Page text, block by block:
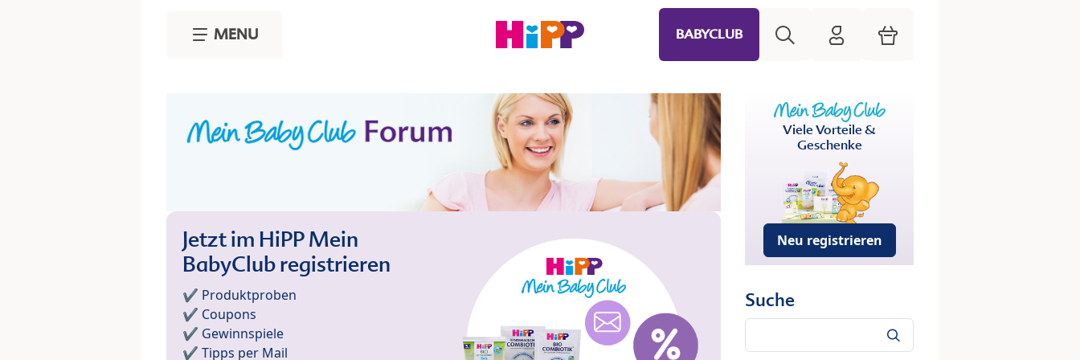
MENU BABYCLUB HiPP Mein Babyclub
Warenkorb
Jetzt im HiPP Mein
BabyClub registrieren
✔️ Produktproben
✔️ Coupons
✔️ Gewinnspiele
✔️ Tipps per Mail
Viele Vorteile &
Geschenke
Neu registrieren
Suche